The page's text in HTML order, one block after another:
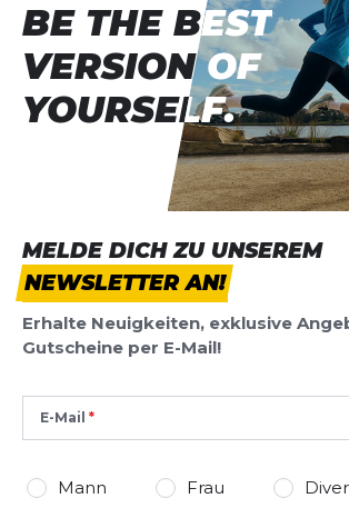
MELDE DICH ZU UNSEREM
NEWSLETTER AN!
Erhalte Neuigkeiten, exklusive
Gutscheine per E-Mail!
E-Mail
Mann Frau
BE THE BEST
VERSION OF
YOURSELF.
BE THE BEST
VERSION OF
YOURSELF.